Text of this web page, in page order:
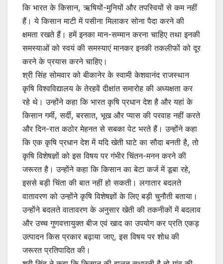
कि भारत के किसान, ऋषियों-मुनियों और तपस्वियों से कम नहीं
हैं। ये किसान माटी में पसीना मिलाकर सोना पैदा करने की
क्षमता रखते हैं। हमें इनका मान-सम्मान करना चाहिए तथा इनकी
समस्याओं को स्वयं की समस्याएं मानकर इनकी तकलीफों को दूर
करने के प्रयास करने चाहिए।
श्री सिंह सोमवार को बीकानेर के स्वामी केशवानंद राजस्थान
कृषि विश्वविद्यालय के तेरहवें दीक्षांत समारोह की अध्यक्षता कर
रहे थे। उन्होंने कहा कि भारत कृषि प्रधान देश है और यहां के
किसान गर्मी, सर्दी, बरसात, भूख और प्यास की परवाह नहीं करते
और दिन-रात कठोर मेहनत से सबका पेट भरते हैं। उन्होंने कहा
कि एक कृषि प्रधान देश में यदि खेती घाटे का सौदा बनती है, तो
कृषि विशेषज्ञों को इस विषय पर गंभीर चिंतन-मनन करने की
जरूरत है। उन्होंने कहा कि किसान का बेटा कर्ज में डूबा रहे,
इससे बड़ी चिंता की बात नहीं हो सकती। लगातार बदलते
वातावरण को उन्होंने कृषि विशेषज्ञों के लिए बड़ी चुनौती बताया।
उन्होंने बदलते वातावरण के अनुसार खेती की तकनीकों में बदलाव
और उच्च गुणवत्तायुक्त बीज एवं खाद का उपयोग कर प्रति एकड़
उत्पादन किस प्रकार बढ़ाया जाए, इस विषय पर शोध की
जरूरत प्रतिपादित की।